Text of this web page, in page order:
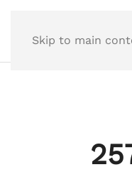
Skip to main